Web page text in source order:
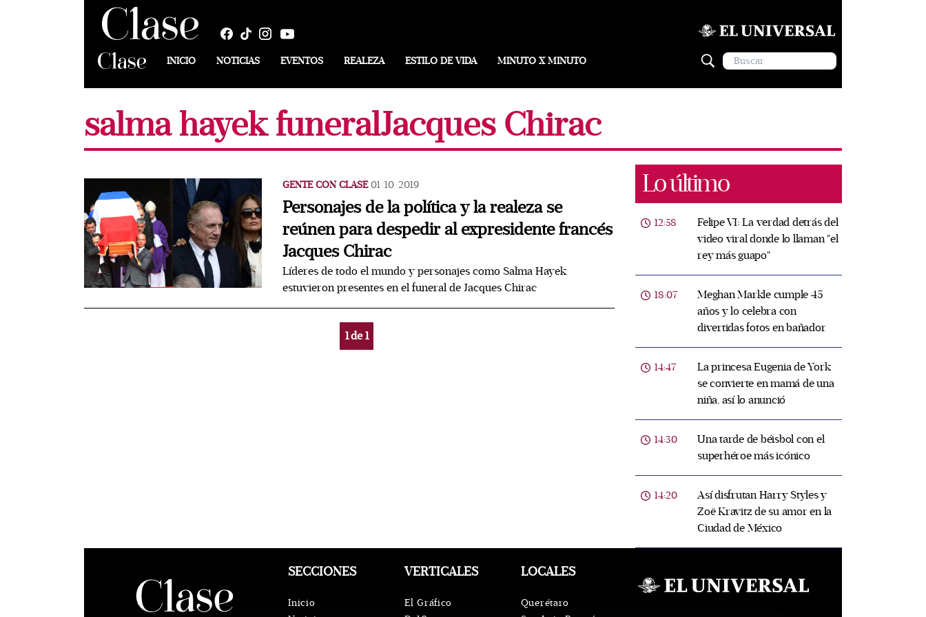
INICIO NOTICIAS EVENTOS REALEZA ESTILO DE VIDA MINUTO X MINUTO
salma hayek funeralJacques Chirac
GENTE CON CLASE 01/10/2019
Personajes de la política y la realeza se
reúnen para despedir al expresidente francés
Jacques Chirac
Líderes de todo el mundo y personajes como Salma Hayek
estuvieron presentes en el funeral de Jacques Chirac
1de1
Lo último
12:58
Felipe VI: La verdad detrás del
video viral donde lo llaman "el
rey más guapo"
18:07
Meghan Markle cumple 45
años y lo celebra con
divertidas fotos en bañador
14:47
La princesa Eugenia de York
se convierte en mamá de una
niña, así lo anunció
14:30
Una tarde de béisbol con el
superhéroe más icónico
14:20
Así disfrutan Harry Styles y
Zoë Kravitz de su amor en la
Ciudad de México
SECCIONES
Inicio
VERTICALES
El Gráfico
LOCALES
Querétaro